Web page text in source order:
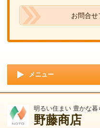
お問合せ
メニュー
明るい住まい 豊かな暮
野藤商店